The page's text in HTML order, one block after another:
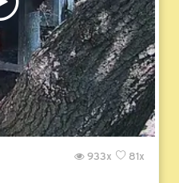
81x
933x